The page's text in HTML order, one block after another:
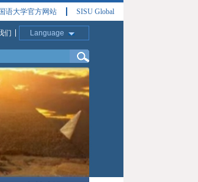
语大学官方网站 SISU Global
们 Language